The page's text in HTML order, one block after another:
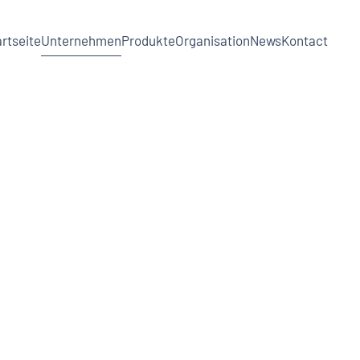
UnternehmenProdukteOrganisationNewsKontact